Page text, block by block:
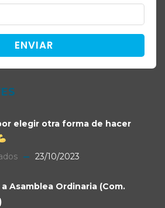
elegir otra forma de hacer
23/10/2023
Asamblea Ordinaria (Com.
ENVIAR